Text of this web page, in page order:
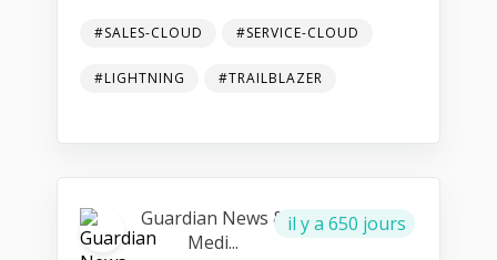
#SALES-CLOUD #SERVICE-CLOUD
#LIGHTNING #TRAILBLAZER
Guardian News &
Medi...
il y a 650 jours